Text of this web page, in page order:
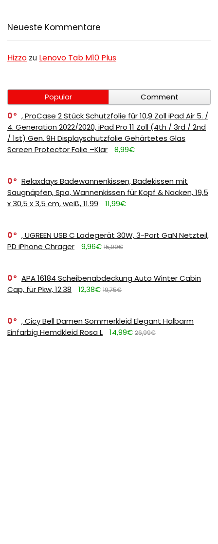
Neueste Kommentare
Hizzo zu Lenovo Tab M10 Plus
Popular
Comment
0
, ProCase 2 Stück Schutzfolie für 10,9 Zoll iPad Air 5. /
4. Generation 2022/2020, iPad Pro 11 Zoll (4th / 3rd / 2nd
/ 1st) Gen. 9H Displayschutzfolie Gehärtetes Glas
Screen Protector Folie –Klar
8,99€
0
Relaxdays Badewannenkissen, Badekissen mit
Saugnäpfen, Spa, Wannenkissen für Kopf & Nacken, 19,5
x 30,5 x 3,5 cm, weiß, 11.99
11,99€
0
, UGREEN USB C Ladegerät 30W, 3-Port GaN Netzteil,
PD iPhone Chrager
9,96€ 15,99€
0
APA 16184 Scheibenabdeckung Auto Winter Cabin
Cap, für Pkw, 12.38
12,38€ 19,75€
0
, Cicy Bell Damen Sommerkleid Elegant Halbarm
Einfarbig Hemdkleid Rosa L
14,99€ 26,99€